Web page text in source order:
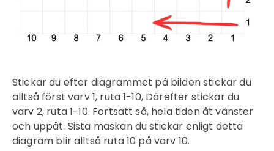
Stickar du efter diagrammet på bilden stickar du
alltså först varv 1, ruta 1-10, Därefter stickar du
varv 2, ruta 1-10. Fortsätt så, hela tiden åt vänster
och uppåt. Sista maskan du stickar enligt detta
diagram blir alltså ruta 10 på varv 10.